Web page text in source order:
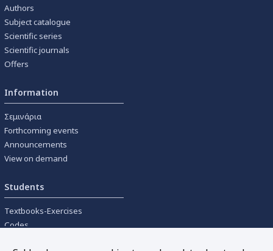
Authors
Subject catalogue
Scientific series
Scientific journals
Offers
Information
Σεμινάρια
Forthcoming events
Announcements
View on demand
Students
Textbooks-Exercises
Codes